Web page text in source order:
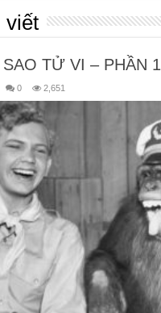
viết
TỬ VI – PHẦN 1
0 2,651